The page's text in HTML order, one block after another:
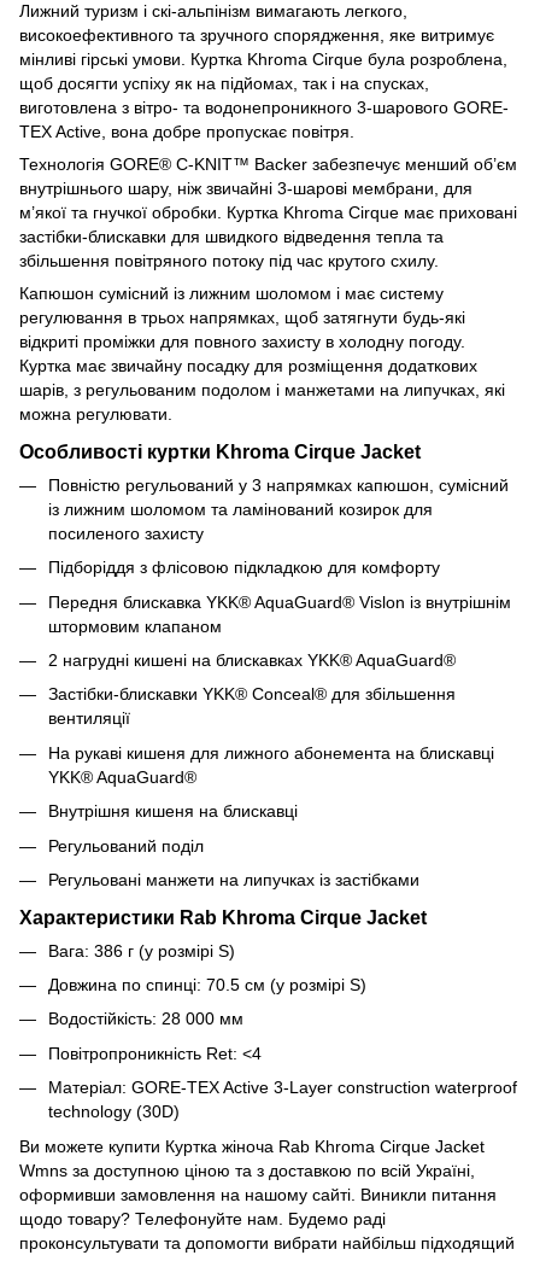
Лижний туризм і скі-альпінізм вимагають легкого,
високоефективного та зручного спорядження, яке витримує
мінливі гірські умови. Куртка Khroma Cirque була розроблена,
щоб досягти успіху як на підйомах, так і на спусках,
виготовлена ​​з вітро- та водонепроникного 3-шарового GORE-
TEX Active, вона добре пропускає повітря.
Технологія GORE® C-KNIT™ Backer забезпечує менший об’єм
внутрішнього шару, ніж звичайні 3-шарові мембрани, для
м’якої та гнучкої обробки. Куртка Khroma Cirque має приховані
застібки-блискавки для швидкого відведення тепла та
збільшення повітряного потоку під час крутого схилу.
Капюшон сумісний із лижним шоломом і має систему
регулювання в трьох напрямках, щоб затягнути будь-які
відкриті проміжки для повного захисту в холодну погоду.
Куртка має звичайну посадку для розміщення додаткових
шарів, з регульованим подолом і манжетами на липучках, які
можна регулювати.
Особливості куртки Khroma Cirque Jacket
Повністю регульований у 3 напрямках капюшон, сумісний
із лижним шоломом та ламінований козирок для
посиленого захисту
Підборіддя з флісовою підкладкою для комфорту
Передня блискавка YKK® AquaGuard® Vislon із внутрішнім
штормовим клапаном
2 нагрудні кишені на блискавках YKK® AquaGuard®
Застібки-блискавки YKK® Conceal® для збільшення
вентиляції
На рукаві кишеня для лижного абонемента на блискавці
YKK® AquaGuard®
Внутрішня кишеня на блискавці
Регульований поділ
Регульовані манжети на липучках із застібками
Характеристики Rab Khroma Cirque Jacket
Вага: 386 г (у розмірі S)
Довжина по спинці: 70.5 см (у розмірі S)
Водостійкість: 28 000 мм
Повітропроникність Ret: <4
Матеріал: GORE-TEX Active 3-Layer construction waterproof
technology (30D)
Ви можете купити Куртка жіноча Rab Khroma Cirque Jacket
Wmns за доступною ціною та з доставкою по всій Україні,
оформивши замовлення на нашому сайті. Виникли питання
щодо товару? Телефонуйте нам. Будемо раді
проконсультувати та допомогти вибрати найбільш підходящий